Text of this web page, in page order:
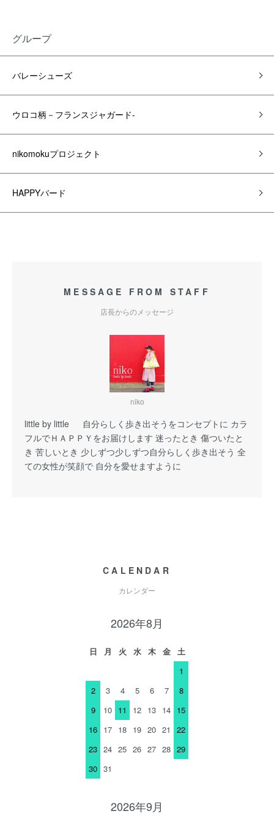
グループ
バレーシューズ
ウロコ柄－フランスジャガード-
nikomokuプロジェクト
HAPPYバード
MESSAGE FROM STAFF
店長からのメッセージ
niko
little by little 自分らしく歩き出そうをコンセプトに カラ
フルでＨＡＰＰＹをお届けします 迷ったとき 傷ついたと
き 苦しいとき 少しずつ少しずつ自分らしく歩き出そう 全
ての女性が笑顔で 自分を愛せますように
CALENDAR
カレンダー
2026年8月
日 月 火 水 木 金
土
1
2
3 4 5 6 7
8
9
10 11 12 13 14 15
16 17 18 19 20 21
22
23 24 25 26 27 28 29
30 31
2026年9月